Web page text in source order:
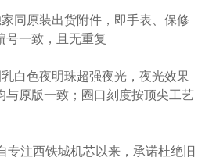
同原装出货附件，即手表、保修
号一致，且无重复
白色夜明珠超强夜光，夜光效果
与原版一致；圈口刻度按顶尖工艺
专注西铁城机芯以来，承诺杜绝旧